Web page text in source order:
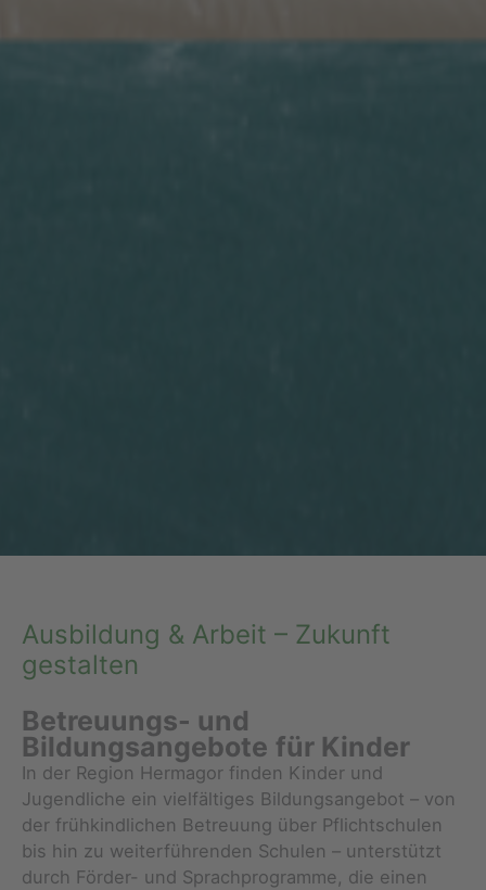
Ausbildung & Arbeit – Zukunft
gestalten
Betreuungs- und
Bildungsangebote für Kinder
In der Region Hermagor finden Kinder und
Jugendliche ein vielfältiges Bildungsangebot – von
der frühkindlichen Betreuung über Pflichtschulen
bis hin zu weiterführenden Schulen – unterstützt
durch Förder- und Sprachprogramme, die einen